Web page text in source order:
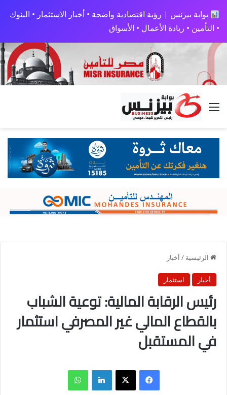
بوابة بيزنس | رؤية اقتصادية واضحة • أخبار الاستثمار • البنوك
• التأمين • ريادة الأعمال • الأسواق
القائمة
الرئيسية / أخبار
أخبار استثمار
رئيس الرقابة المالية: توعية الشباب
بالقطاع المالي غير المصرفي استثمار
في المستقبل
فيسبوك X لينكدإن